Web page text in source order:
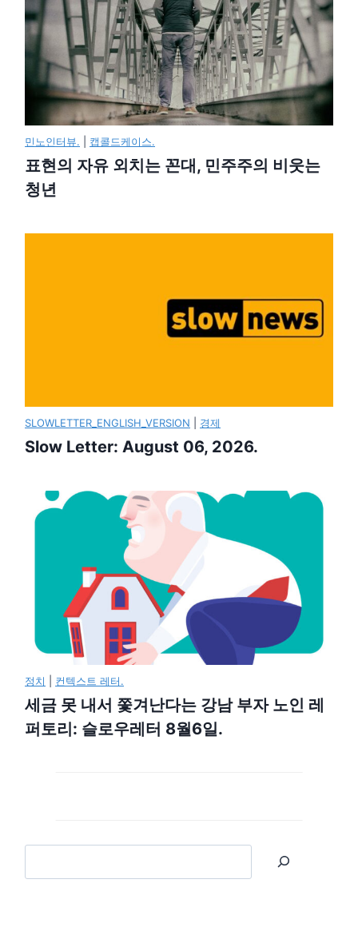
민노인터뷰. 캡콜드케이스.
표현의 자유 외치는 꼰대, 민주주의 비웃는
청년
SLOWLETTER_ENGLISH_VERSION 경제
Slow Letter: August 06, 2026.
정치 컨텍스트 레터.
세금 못 내서 쫓겨난다는 강남 부자 노인 레
퍼토리: 슬로우레터 8월6일.